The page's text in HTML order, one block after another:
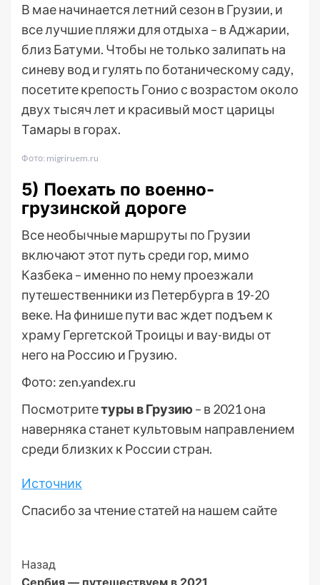
В мае начинается летний сезон в Грузии, и
все лучшие пляжи для отдыха – в Аджарии,
близ Батуми. Чтобы не только залипать на
синеву вод и гулять по ботаническому саду,
посетите крепость Гонио с возрастом около
двух тысяч лет и красивый мост царицы
Тамары в горах.
Фото: migriruem.ru
5) Поехать по военно-
грузинской дороге
Все необычные маршруты по Грузии
включают этот путь среди гор, мимо
Казбека – именно по нему проезжали
путешественники из Петербурга в 19-20
веке. На финише пути вас ждет подъем к
храму Гергетской Троицы и вау-виды от
него на Россию и Грузию.
Фото: zen.yandex.ru
Посмотритетуры в Грузию – в 2021 она
наверняка станет культовым направлением
среди близких к России стран.
Источник
Спасибо за чтение статей на нашем сайте
Post
Назад
Сербия — путешествуем в 2021